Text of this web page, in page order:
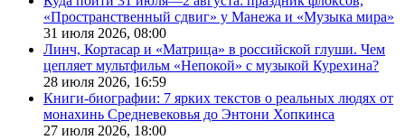
«Пространственный сдвиг» у Манежа и «Музыка мира»
31 июля 2026, 08:00
Линч, Кортасар и «Матрица» в российской глуши. Чем
цепляет мультфильм «Непокой» с музыкой Курехина?
28 июля 2026, 16:59
Книги-биографии: 7 ярких текстов о реальных людях от
монахинь Средневековья до Энтони Хопкинса
27 июля 2026, 18:00